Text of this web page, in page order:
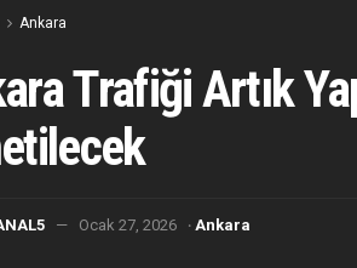
Ankara
Trafiği Artık
Ocak 27, 2026 · Ankara